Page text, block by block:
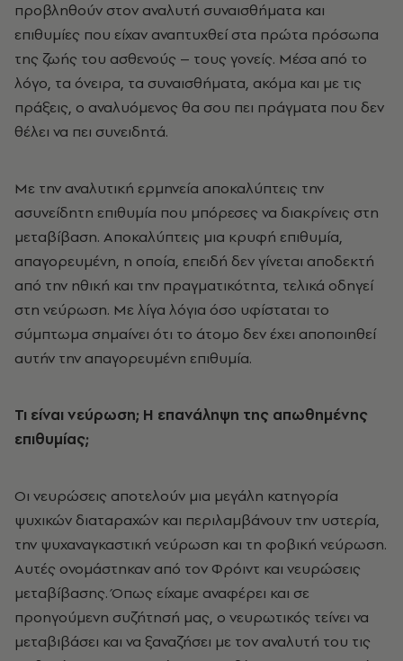
προβληθούν στον αναλυτή συναισθήματα και
επιθυμίες που είχαν αναπτυχθεί στα πρώτα πρόσωπα
της ζωής του ασθενούς – τους γονείς. Μέσα από το
λόγο, τα όνειρα, τα συναισθήματα, ακόμα και με τις
πράξεις, ο αναλυόμενος θα σου πει πράγματα που δεν
θέλει να πει συνειδητά.
Με την αναλυτική ερμηνεία αποκαλύπτεις την
ασυνείδητη επιθυμία που μπόρεσες να διακρίνεις στη
μεταβίβαση. Αποκαλύπτεις μια κρυφή επιθυμία,
απαγορευμένη, η οποία, επειδή δεν γίνεται αποδεκτή
από την ηθική και την πραγματικότητα, τελικά οδηγεί
στη νεύρωση. Με λίγα λόγια όσο υφίσταται το
σύμπτωμα σημαίνει ότι το άτομο δεν έχει αποποιηθεί
αυτήν την απαγορευμένη επιθυμία.
Τι είναι νεύρωση; Η επανάληψη της απωθημένης
επιθυμίας;
Οι νευρώσεις αποτελούν μια μεγάλη κατηγορία
ψυχικών διαταραχών και περιλαμβάνουν την υστερία,
την ψυχαναγκαστική νεύρωση και τη φοβική νεύρωση.
Αυτές ονομάστηκαν από τον Φρόιντ και νευρώσεις
μεταβίβασης. Όπως είχαμε αναφέρει και σε
προηγούμενη συζήτησή μας, ο νευρωτικός τείνει να
μεταβιβάσει και να ξαναζήσει με τον αναλυτή του τις